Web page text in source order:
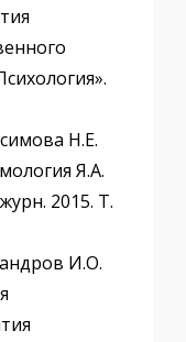
Н.Е.
Я.А.
2015. Т.
И.О.